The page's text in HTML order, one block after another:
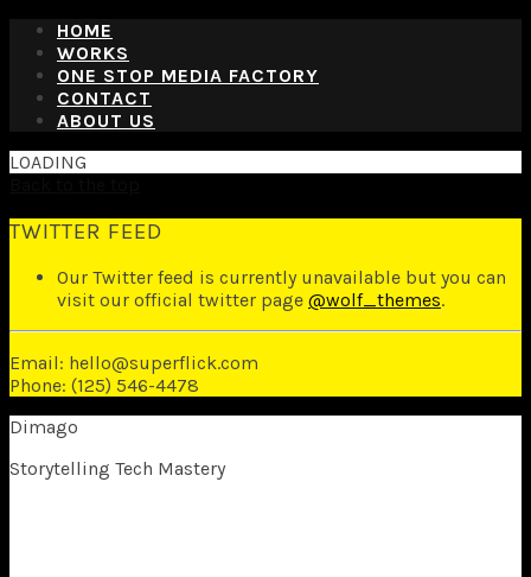
HOME
WORKS
ONE STOP MEDIA FACTORY
CONTACT
ABOUT US
LOADING
TWITTER FEED
Our Twitter feed is currently unavailable but you can
visit our official twitter page @wolf_themes.
Email: hello@superflick.com
Phone: (125) 546-4478
Dimago
Storytelling Tech Mastery